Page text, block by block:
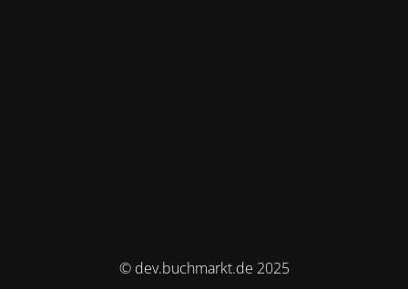
© dev.buchmarkt.de 2025